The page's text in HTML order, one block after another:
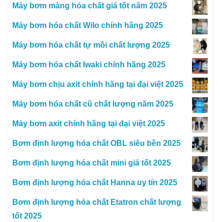
Máy bơm màng hóa chất giá tốt năm 2025
Máy bơm hóa chất Wilo chính hãng 2025
Máy bơm hóa chất tự mồi chất lượng 2025
Máy bơm hóa chất Iwaki chính hãng 2025
Máy bơm chịu axit chính hãng tại đại việt 2025
Máy bơm hóa chất cũ chất lượng năm 2025
Máy bơm axit chính hãng tại đại việt 2025
Bơm định lượng hóa chất OBL siêu bền 2025
Bơm định lượng hóa chất mini giá tốt 2025
Bơm định lượng hóa chất Hanna uy tín 2025
Bơm định lượng hóa chất Etatron chất lượng
tốt 2025